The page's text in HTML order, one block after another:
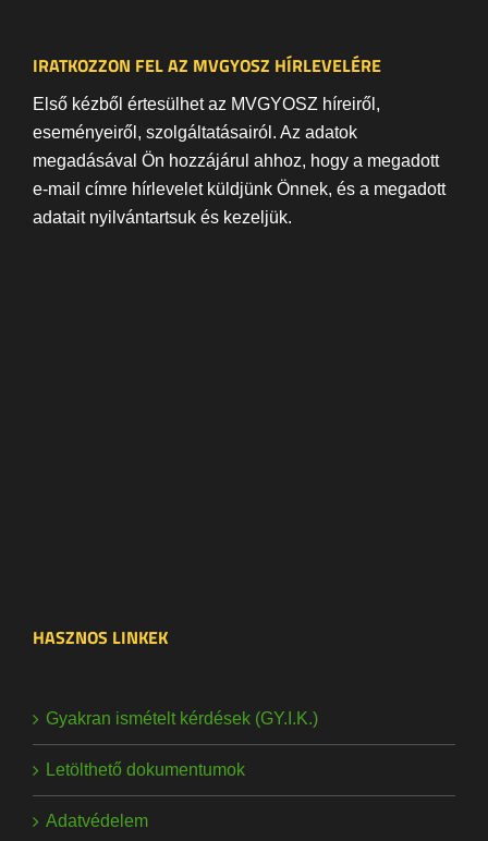
IRATKOZZON FEL AZ MVGYOSZ HÍRLEVELÉRE
Első kézből értesülhet az MVGYOSZ híreiről,
eseményeiről, szolgáltatásairól. Az adatok
megadásával Ön hozzájárul ahhoz, hogy a megadott
e-mail címre hírlevelet küldjünk Önnek, és a megadott
adatait nyilvántartsuk és kezeljük.
HASZNOS LINKEK
Gyakran ismételt kérdések (GY.I.K.)
Letölthető dokumentumok
Adatvédelem